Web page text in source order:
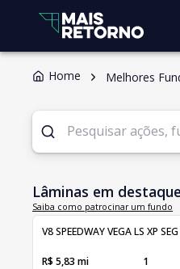
Home Melhores
Lâminas em destaque
Saiba como patrocinar um fundo
V8 SPEEDWAY VEGA LS XP SEG
R$ 5,83 mi 1